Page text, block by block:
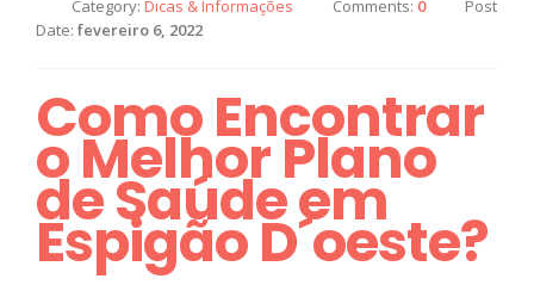
Category: Dicas & Informações Comments: 0
Post
Date: fevereiro 6, 2022
Como Encontrar
o Melhor Plano
de Saúde em
Espigão D´oeste?